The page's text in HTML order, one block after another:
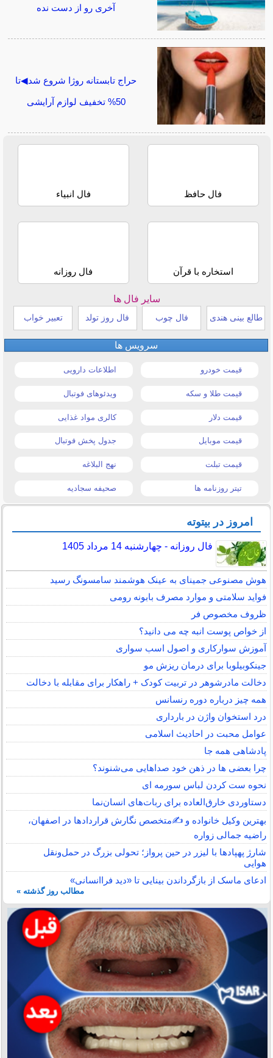
آخری رو از دست نده
حراج تابستانه روژا شروع شد◀تا
50% تخفیف لوازم آرایشی
فال حافظ فال انبیاء
استخاره با قرآن فال روزانه
سایر فال ها
طالع بینی هندی فال چوب فال روز تولد تعبیر خواب
سرویس ها
قیمت خودرو اطلاعات دارویی
قیمت طلا و سکه ویدئوهای فوتبال
قیمت دلار کالری مواد غذایی
قیمت موبایل جدول پخش فوتبال
قیمت تبلت نهج البلاغه
تیتر روزنامه ها صحیفه سجادیه
امروز در بیتوته
فال روزانه - چهارشنبه 14 مرداد 1405
هوش مصنوعی جمینای به عینک هوشمند سامسونگ رسید
فواید سلامتی و موارد مصرف بابونه رومی
ظروف مخصوص فر
از خواص پوست انبه چه می دانید؟
آموزش سوارکاری و اصول اسب سواری
جینکوبیلوبا برای درمان ریزش مو
دخالت مادرشوهر در تربیت کودک + راهکار برای مقابله با دخالت
همه چیز درباره دوره رنسانس
درد استخوان واژن در بارداری
عوامل محبت در احادیث اسلامى
پادشاهی همه جا
چرا بعضی ها در ذهن خود صداهایی می‌شنوند؟
نحوه ست کردن لباس سورمه ای
دستاوردی خارق‌العاده برای ربات‌های انسان‌نما
بهترین وکیل خانواده و ✍️متخصص نگارش قراردادها در اصفهان،
راضیه جمالی زواره
شارژ پهپادها با لیزر در حین پرواز؛ تحولی بزرگ در حمل‌ونقل
هوایی
ادعای ماسک از بازگرداندن بینایی تا «دید فراانسانی»
مطالب روز گذشته »